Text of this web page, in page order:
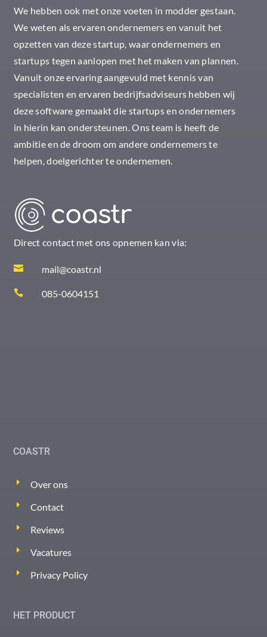
We hebben ook met onze voeten in modder gestaan.
We weten als ervaren ondernemers en vanuit het
opzetten van deze startup, waar ondernemers en
startups tegen aanlopen met het maken van plannen.
Vanuit onze ervaring aangevuld met kennis van
specialisten en ervaren bedrijfsadviseurs hebben wij
deze software gemaakt die startups en ondernemers
in hierin kan ondersteunen. Ons team is heeft de
ambitie en de droom om andere ondernemers te
helpen, doelgerichter te ondernemen.
Direct contact met ons opnemen kan via:
 mail@coastr.nl
 085-0604151
COASTR
Over ons
Contact
Reviews
Vacatures
Privacy Policy
HET PRODUCT